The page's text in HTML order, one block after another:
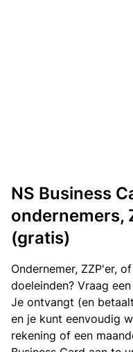
NS Business
ondernemers,
(gratis)
Ondernemer, ZZP'er,
doeleinden? Vraag
Je ontvangt (en
en je kunt eenvoudig
rekening of een